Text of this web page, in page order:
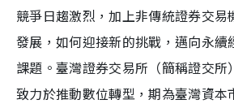
競爭日趨激烈，加上非傳統證券交易
發展，如何迎接新的挑戰，邁向永續
課題。臺灣證券交易所（簡稱證交所
致力於推動數位轉型，期為臺灣資本